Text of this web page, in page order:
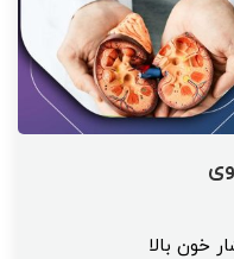
خون بالا